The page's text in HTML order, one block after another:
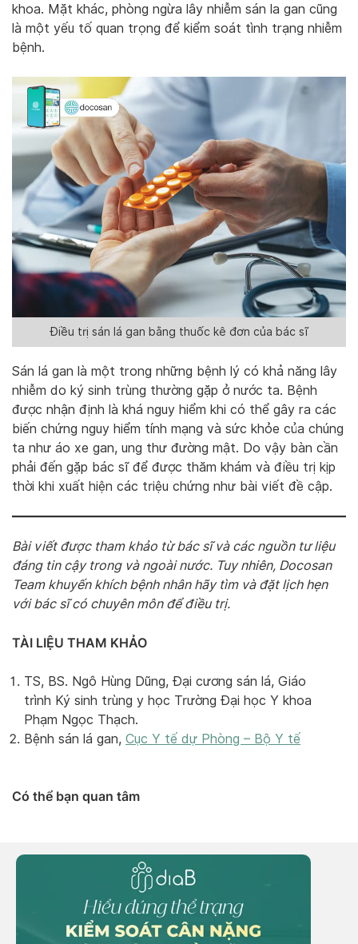
khoa. Mặt khác, phòng ngừa lây nhiễm sán la gan cũng
là một yếu tố quan trọng để kiểm soát tình trạng nhiễm
bệnh.
Điều trị sán lá gan bằng thuốc kê đơn của bác sĩ
Sán lá gan là một trong những bệnh lý có khả năng lây
nhiễm do ký sinh trùng thường gặp ở nước ta. Bệnh
được nhận định là khá nguy hiểm khi có thể gây ra các
biến chứng nguy hiểm tính mạng và sức khỏe của chúng
ta như áo xe gan, ung thư đường mật. Do vậy bàn cần
phải đến gặp bác sĩ để được thăm khám và điều trị kịp
thời khi xuất hiện các triệu chứng như bài viết đề cập.
Bài viết được tham khảo từ bác sĩ và các nguồn tư liệu
đáng tin cậy trong và ngoài nước. Tuy nhiên, Docosan
Team khuyến khích bệnh nhân hãy tìm và đặt lịch hẹn
với bác sĩ có chuyên môn để điều trị.
TÀI LIỆU THAM KHẢO
TS, BS. Ngô Hùng Dũng, Đại cương sán lá, Giáo
trình Ký sinh trùng y học Trường Đại học Y khoa
Phạm Ngọc Thạch.
​Bệnh sán lá gan, Cục Y tế dự Phòng – Bộ Y tế
Có thể bạn quan tâm